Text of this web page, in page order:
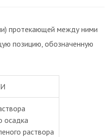
протекающей между ними
позицию, обозначенную
осадка
раствора